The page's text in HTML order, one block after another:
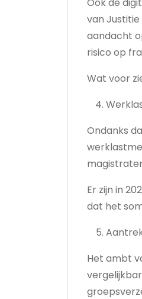
van
aandacht
risico op
Wat voor
Ondanks
Er zijn in
dat het
Het ambt